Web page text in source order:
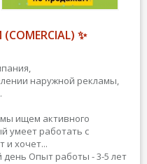
✨
наружной рекламы,
ищем активного
умеет работать с
и хочет...
день Опыт работы - 3-5 лет